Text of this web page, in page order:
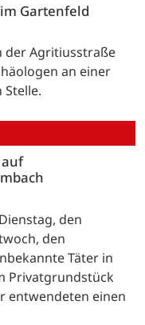
Gartenfeld
der Agritiusstraße
an einer
auf
den
den
Täter in
Privatgrundstück
entwendeten einen